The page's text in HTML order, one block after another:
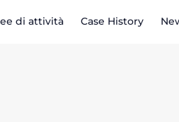
di attività Case History